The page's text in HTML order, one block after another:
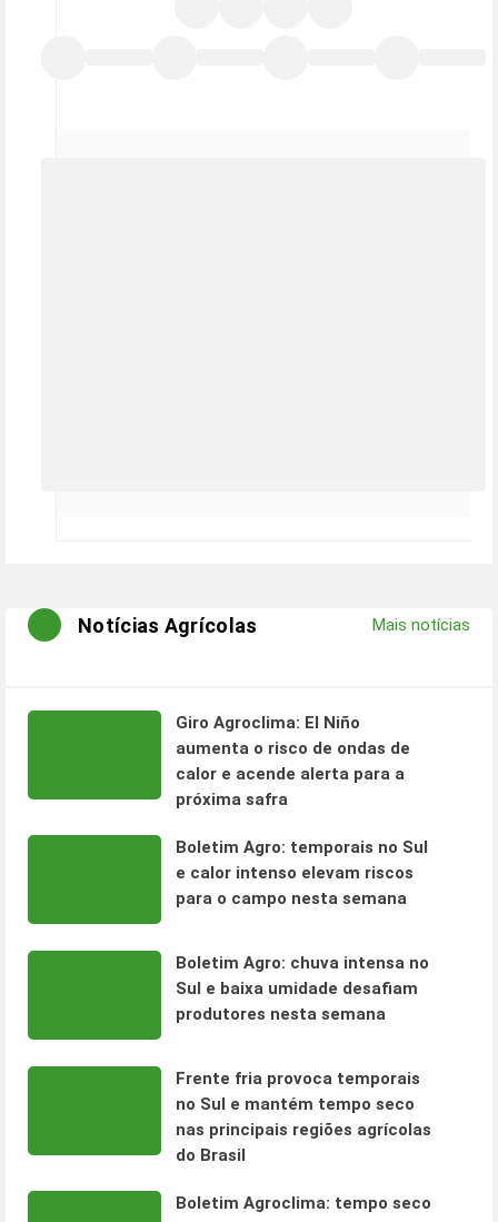
Notícias Agrícolas Mais notícias
Giro Agroclima: El Niño
aumenta o risco de ondas de
calor e acende alerta para a
próxima safra
Boletim Agro: temporais no Sul
e calor intenso elevam riscos
para o campo nesta semana
Boletim Agro: chuva intensa no
Sul e baixa umidade desafiam
produtores nesta semana
Frente fria provoca temporais
no Sul e mantém tempo seco
nas principais regiões agrícolas
do Brasil
Boletim Agroclima: tempo seco